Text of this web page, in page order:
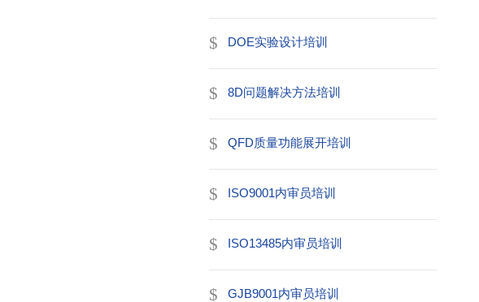
DOE实验设计培训
8D问题解决方法培训
QFD质量功能展开培训
ISO9001内审员培训
ISO13485内审员培训
GJB9001内审员培训